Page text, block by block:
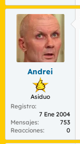
Andrei
Asiduo
Registro
7 Ene 2004
Mensajes
753
Reacciones
0